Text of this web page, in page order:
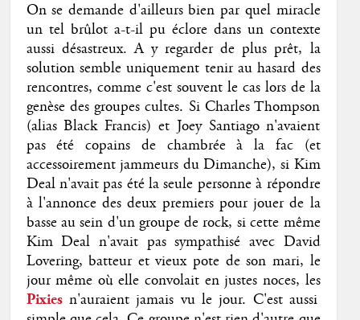
On se demande d'ailleurs bien par quel miracle
un tel brûlot a-t-il pu éclore dans un contexte
aussi désastreux. A y regarder de plus prêt, la
solution semble uniquement tenir au hasard des
rencontres, comme c'est souvent le cas lors de la
genèse des groupes cultes. Si Charles Thompson
(alias Black Francis) et Joey Santiago n'avaient
pas été copains de chambrée à la fac (et
accessoirement jammeurs du Dimanche), si Kim
Deal n'avait pas été la seule personne à répondre
à l'annonce des deux premiers pour jouer de la
basse au sein d'un groupe de rock, si cette même
Kim Deal n'avait pas sympathisé avec David
Lovering, batteur et vieux pote de son mari, le
jour même où elle convolait en justes noces, les
Pixies n'auraient jamais vu le jour. C'est aussi